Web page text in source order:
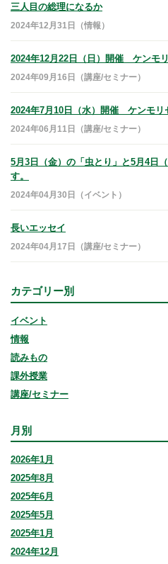
三人目の総理になるか
2024年12月31日（情報）
2024年12月22日（日）開催 ケンモ
2024年09月16日（講座/セミナー）
2024年7月10日（水）開催 ケンモリ
2024年06月11日（講座/セミナー）
5月3日（金）の「虫とり」と5月4日
す。
2024年04月30日（イベント）
長いエッセイ
2024年04月17日（講座/セミナー）
カテゴリー別
イベント
情報
読みもの
課外授業
講座/セミナー
月別
2026年1月
2025年8月
2025年6月
2025年5月
2025年1月
2024年12月